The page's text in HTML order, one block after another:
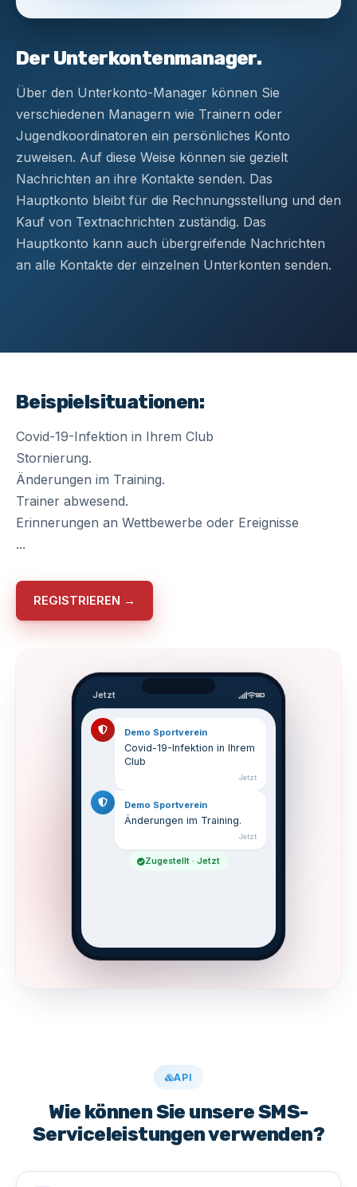
Der Unterkontenmanager.
Über den Unterkonto-Manager können Sie
verschiedenen Managern wie Trainern oder
Jugendkoordinatoren ein persönliches Konto
zuweisen. Auf diese Weise können sie gezielt
Nachrichten an ihre Kontakte senden. Das
Hauptkonto bleibt für die Rechnungsstellung und den
Kauf von Textnachrichten zuständig. Das
Hauptkonto kann auch übergreifende Nachrichten
an alle Kontakte der einzelnen Unterkonten senden.
Beispielsituationen:
Covid-19-Infektion in Ihrem Club
Stornierung.
Änderungen im Training.
Trainer abwesend.
Erinnerungen an Wettbewerbe oder Ereignisse
...
REGISTRIEREN →
Jetzt
Demo Sportverein
Covid-19-Infektion in Ihrem
Club
Jetzt
Demo Sportverein
Änderungen im Training.
Jetzt
Zugestellt · Jetzt
API
Wie können Sie unsere SMS-
Serviceleistungen verwenden?